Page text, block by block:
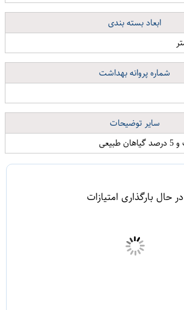
ابعاد بسته بندی
شماره پروانه بهداشت
سایر توضیحات
در حال بارگذاری امتیازات